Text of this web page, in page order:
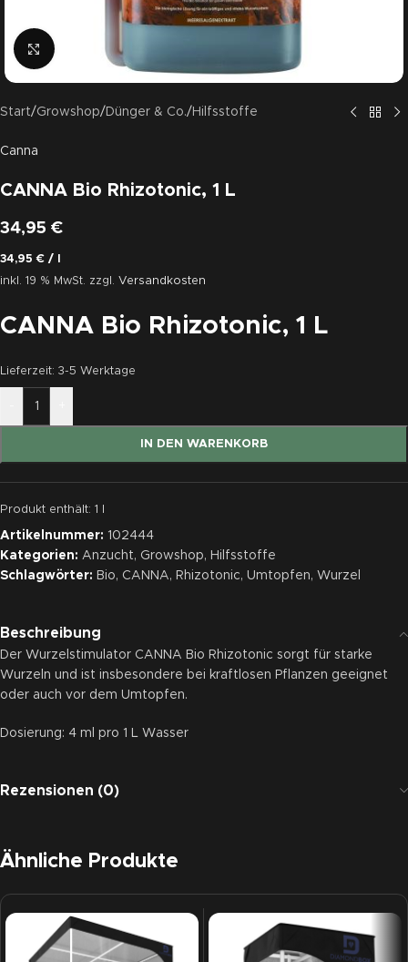
Click to enlarge
Start/Growshop/ Dünger & Co./ Hilfsstoffe
Canna
CANNA Bio Rhizotonic, 1 L
34,95 €
34,95€ /
inkl. 19 % MwSt. zzgl. Versandkosten
CANNA Bio Rhizotonic, 1 L
Lieferzeit: 3-5 Werktage
IN DEN WARENKORB
Produkt enthält: 1
Artikelnummer: 102444
Kategorien: Anzucht, Growshop, Hilfsstoffe
Schlagwörter: Bio, CANNA, Rhizotonic, Umtopfen, Wurzel
Beschreibung
Der Wurzelstimulator CANNA Bio Rhizotonic sorgt für starke
Wurzeln und ist insbesondere bei kraftlosen Pflanzen geeignet
oder auch vor dem Umtopfen.
Dosierung: 4 ml pro 1 L Wasser
Rezensionen (0)
Ähnliche Produkte